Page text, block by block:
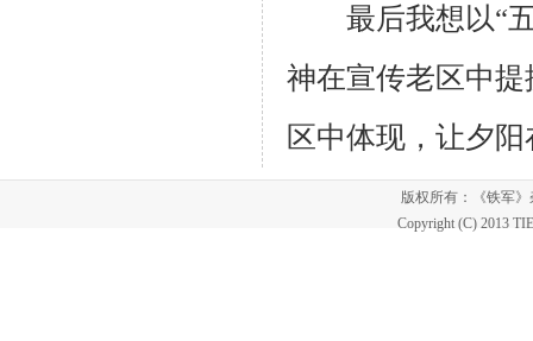
最后我想以“五
神在宣传老区中
区中体现，让夕
版权所有：《铁军
Copyright (C) 2013